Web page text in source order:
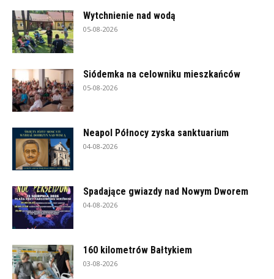
Wytchnienie nad wodą
05-08-2026
Siódemka na celowniku mieszkańców
05-08-2026
Neapol Północy zyska sanktuarium
04-08-2026
Spadające gwiazdy nad Nowym Dworem
04-08-2026
160 kilometrów Bałtykiem
03-08-2026